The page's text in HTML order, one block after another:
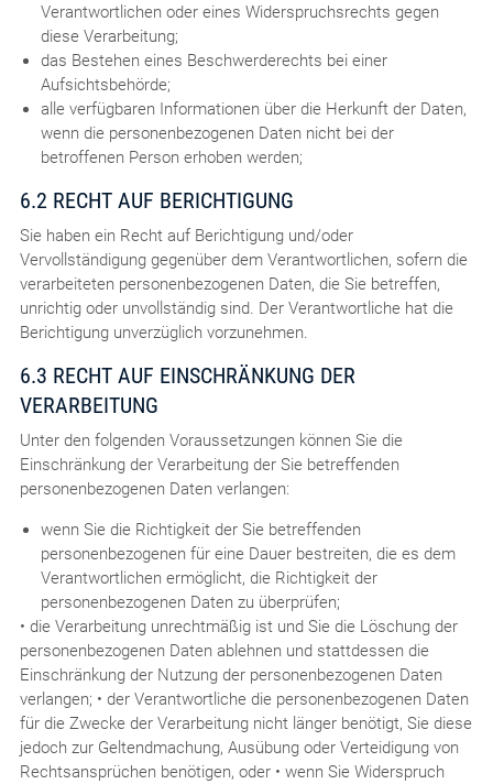
Verantwortlichen oder eines Widerspruchsrechts gegen
diese Verarbeitung;
das Bestehen eines Beschwerderechts bei einer
Aufsichtsbehörde;
alle verfügbaren Informationen über die Herkunft der Daten,
wenn die personenbezogenen Daten nicht bei der
betroffenen Person erhoben werden;
6.2 RECHT AUF BERICHTIGUNG
Sie haben ein Recht auf Berichtigung und/oder
Vervollständigung gegenüber dem Verantwortlichen, sofern die
verarbeiteten personenbezogenen Daten, die Sie betreffen,
unrichtig oder unvollständig sind. Der Verantwortliche hat die
Berichtigung unverzüglich vorzunehmen.
6.3 RECHT AUF EINSCHRÄNKUNG DER
VERARBEITUNG
Unter den folgenden Voraussetzungen können Sie die
Einschränkung der Verarbeitung der Sie betreffenden
personenbezogenen Daten verlangen:
wenn Sie die Richtigkeit der Sie betreffenden
personenbezogenen für eine Dauer bestreiten, die es dem
Verantwortlichen ermöglicht, die Richtigkeit der
personenbezogenen Daten zu überprüfen;
• die Verarbeitung unrechtmäßig ist und Sie die Löschung der
personenbezogenen Daten ablehnen und stattdessen die
Einschränkung der Nutzung der personenbezogenen Daten
verlangen; • der Verantwortliche die personenbezogenen Daten
für die Zwecke der Verarbeitung nicht länger benötigt, Sie diese
jedoch zur Geltendmachung, Ausübung oder Verteidigung von
Rechtsansprüchen benötigen, oder • wenn Sie Widerspruch